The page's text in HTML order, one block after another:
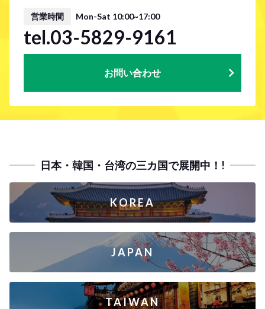
営業時間 Mon-Sat 10:00~17:00
tel.03-5829-9161
お問い合わせ
日本・韓国・台湾の三カ国で展開中！!
KOREA
JAPAN
TAIWAN